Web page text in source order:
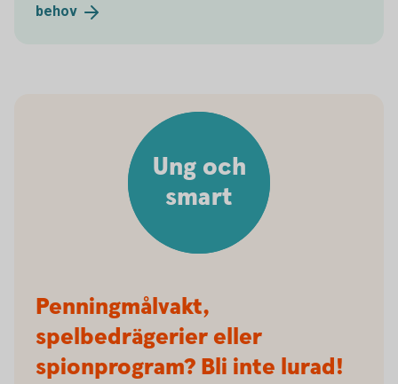
behov
Penningmålvakt,
spelbedrägerier eller
spionprogram? Bli inte lurad!
Ung och
smart